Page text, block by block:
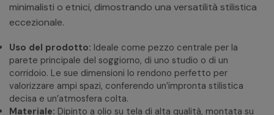
minimalisti o etnici, dimostrando una versatilità stilistica
eccezionale.
Uso del prodotto: Ideale come pezzo centrale per la
parete principale del soggiorno, di uno studio o di un
corridoio. Le sue dimensioni lo rendono perfetto per
valorizzare ampi spazi, conferendo un’impronta stilistica
decisa e un’atmosfera colta.
Materiale: Dipinto a olio su tela di alta qualità, montata su